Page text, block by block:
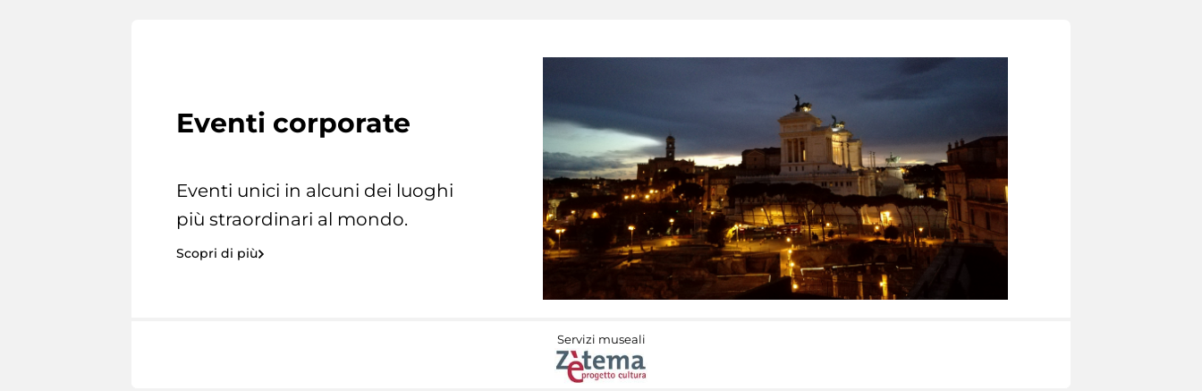
Eventi corporate
Eventi unici in alcuni dei luoghi
più straordinari al mondo.
Scopri di più
Servizi museali